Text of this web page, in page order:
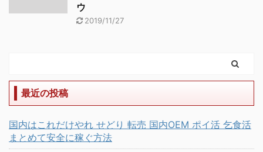
ウ
2019/11/27
最近の投稿
国内はこれだけやれ せどり 転売 国内OEM ポイ活 乞食活
まとめて安全に稼ぐ方法